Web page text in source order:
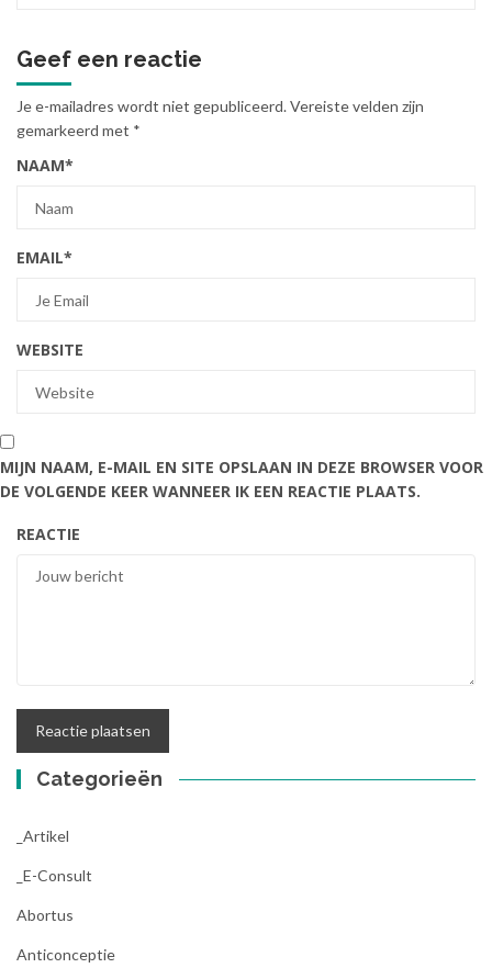
Geef een reactie
Je e-mailadres wordt niet gepubliceerd.Vereiste velden zijn
gemarkeerd met *
NAAM*
EMAIL*
WEBSITE
MIJN NAAM, E-MAIL EN SITE OPSLAAN IN DEZE BROWSER VOOR
DE VOLGENDE KEER WANNEER IK EEN REACTIE PLAATS.
REACTIE
Categorieën
_Artikel
_E-Consult
Abortus
Anticonceptie